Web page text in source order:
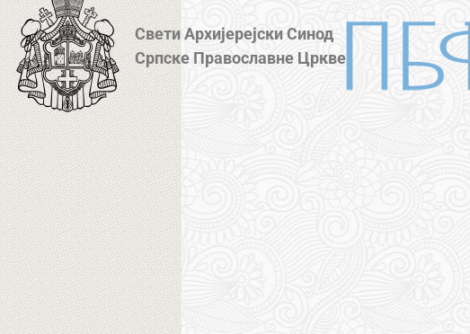
Свети Архијерејски Синод
Српске Православне Цркве